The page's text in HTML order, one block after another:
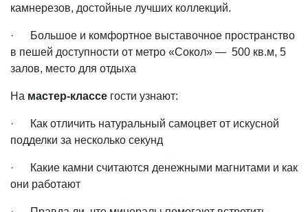
камнерезов, достойные лучших коллекций.
· Большое и комфортное выставочное пространство
в пешей доступности от метро «Сокол» — 500 кв.м, 5
залов, место для отдыха
На мастер-классе гости узнают:
· Как отличить натуральный самоцвет от искусной
подделки за несколько секунд
· Какие камни считаются денежными магнитами и как
они работают